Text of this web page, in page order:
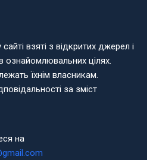
взяті з відкритих джерел і
цілях.
їхнім власникам.
за зміст
на